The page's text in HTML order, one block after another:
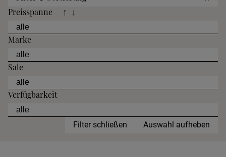
Preisspanne
↑ ↓
Marke
Sale
Verfügbarkeit
Filter schließen Auswahl aufheben